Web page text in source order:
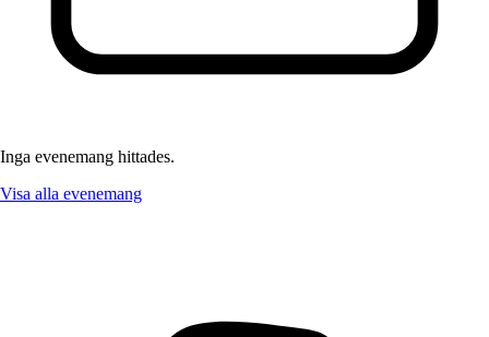
Inga evenemang hittades.
Visa alla evenemang